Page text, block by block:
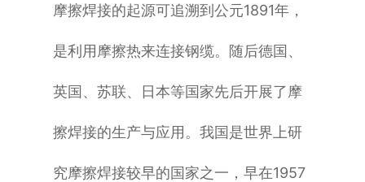
摩擦焊接的起源可追溯到公元1891年，
是利用摩擦热来连接钢缆。随后德国、
英国、苏联、日本等国家先后开展了摩
擦焊接的生产与应用。我国是世界上研
究摩擦焊接较早的国家之一，早在1957